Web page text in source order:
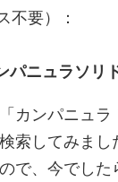
不要）：
パニュラソリ
カンパニュラ
索してみまし
で、今でした